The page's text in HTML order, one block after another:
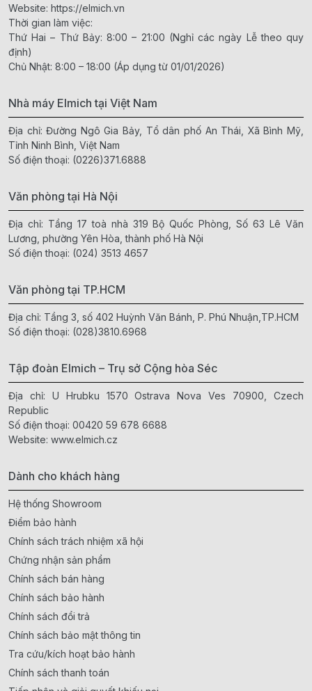
Website: https://elmich.vn
Thời gian làm việc:
Thứ Hai – Thứ Bảy: 8:00 – 21:00 (Nghỉ các ngày Lễ theo quy
định)
Chủ Nhật: 8:00 – 18:00 (Áp dụng từ 01/01/2026)
Nhà máy Elmich tại Việt Nam
Địa chỉ: Đường Ngô Gia Bảy, Tổ dân phố An Thái, Xã Bình Mỹ,
Tỉnh Ninh Bình, Việt Nam
Số điện thoại: (0226)371.6888
Văn phòng tại Hà Nội
Địa chỉ: Tầng 17 toà nhà 319 Bộ Quốc Phòng, Số 63 Lê Văn
Lương, phường Yên Hòa, thành phố Hà Nội
Số điện thoại: (024) 3513 4657
Văn phòng tại TP.HCM
Địa chỉ: Tầng 3, số 402 Huỳnh Văn Bánh, P. Phú Nhuận,TP.HCM
Số điện thoại: (028)3810.6968
Tập đoàn Elmich – Trụ sở Cộng hòa Séc
Địa chỉ: U Hrubku 1570 Ostrava Nova Ves 70900, Czech
Republic
Số điện thoại: 00420 59 678 6688
Website: www.elmich.cz
Dành cho khách hàng
Hệ thống Showroom
Điểm bảo hành
Chính sách trách nhiệm xã hội
Chứng nhận sản phẩm
Chính sách bán hàng
Chính sách bảo hành
Chính sách đổi trả
Chính sách bảo mật thông tin
Tra cứu/kích hoạt bảo hành
Chính sách thanh toán